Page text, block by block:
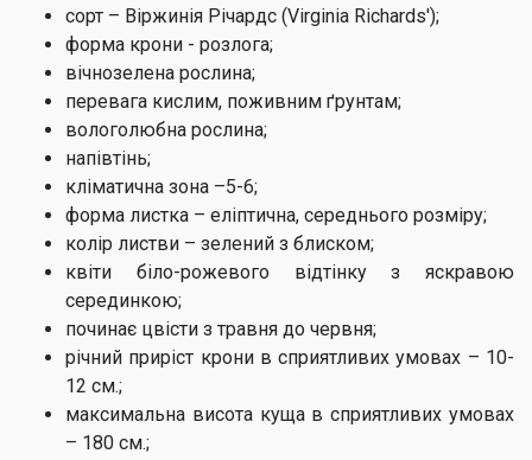
сорт – Віржинія Річардс (Virginia Richards');
форма крони - розлога;
вічнозелена рослина;
перевага кислим, поживним ґрунтам;
вологолюбна рослина;
напівтінь;
кліматична зона –5-6;
форма листка – еліптична, середнього розміру;
колір листви – зелений з блиском;
квіти біло-рожевого відтінку з яскравою
серединкою;
починає цвісти з травня до червня;
річний приріст крони в сприятливих умовах – 10-
12 см.;
максимальна висота куща в сприятливих умовах
– 180 см.;